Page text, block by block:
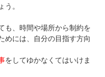
う。
も、時間や場所から制約を
めには、自分の目指す方向
をしてゆかなくてはいけま